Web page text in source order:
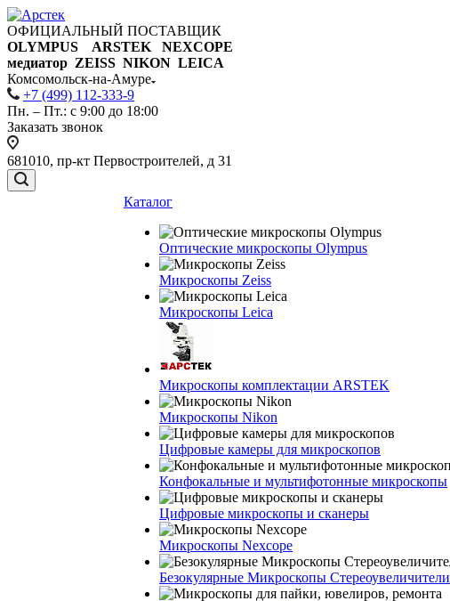
ОФИЦИАЛЬНЫЙ ПОСТАВЩИК
OLYMPUS ARSTEK NEXCOPE
медиатор ZEISS NIKON LEICA
Комсомольск-на-Амуре
+7 (499) 112-333-9
Пн. – Пт.: с 9:00 до 18:00
Заказать звонок
681010, пр-кт Первостроителей, д 31
Каталог
Оптические микроскопы Olympus
Микроскопы Zeiss
Микроскопы Leica
Микроскопы комплектации ARSTEK
Микроскопы Nikon
Цифровые камеры для микроскопов
Конфокальные и мультифотонные микроскопы
Цифровые микроскопы и сканеры
Микроскопы Nexcope
Безокулярные Микроскопы Стереоувеличители